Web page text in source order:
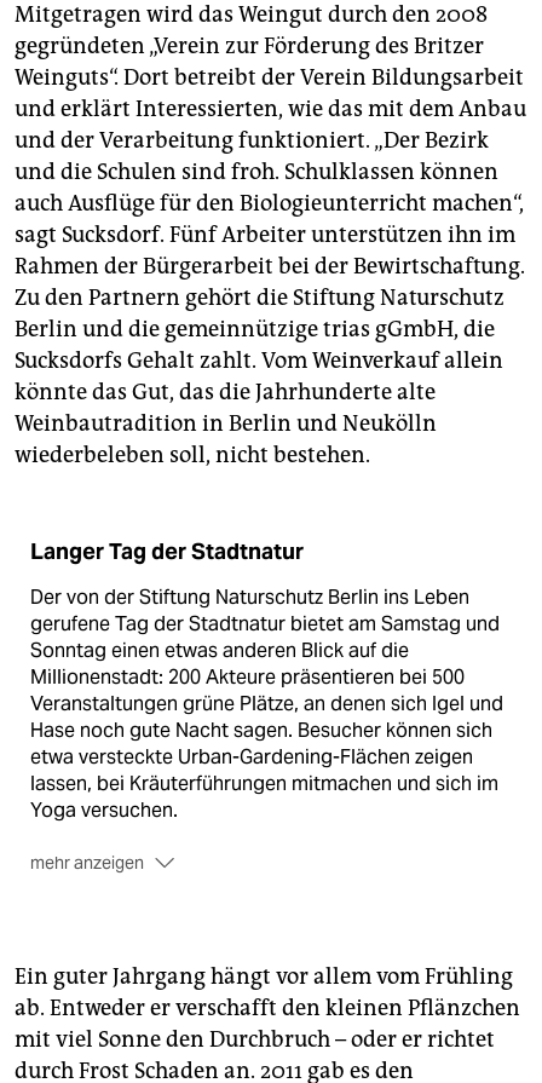
Mitgetragen wird das Weingut durch den 2008
gegründeten „Verein zur Förderung des Britzer
Weinguts“. Dort betreibt der Verein Bildungsarbeit
und erklärt Interessierten, wie das mit dem Anbau
und der Verarbeitung funktioniert. „Der Bezirk
und die Schulen sind froh. Schulklassen können
auch Ausflüge für den Biologieunterricht machen“,
sagt Sucksdorf. Fünf Arbeiter unterstützen ihn im
Rahmen der Bürgerarbeit bei der Bewirtschaftung.
Zu den Partnern gehört die Stiftung Naturschutz
Berlin und die gemeinnützige trias gGmbH, die
Sucksdorfs Gehalt zahlt. Vom Weinverkauf allein
könnte das Gut, das die Jahrhunderte alte
Weinbautradition in Berlin und Neukölln
wiederbeleben soll, nicht bestehen.
Langer Tag der Stadtnatur
Der von der Stiftung Naturschutz Berlin ins Leben
gerufene Tag der Stadtnatur bietet am Samstag und
Sonntag einen etwas anderen Blick auf die
Millionenstadt: 200 Akteure präsentieren bei 500
Veranstaltungen grüne Plätze, an denen sich Igel und
Hase noch gute Nacht sagen. Besucher können sich
etwa versteckte Urban-Gardening-Flächen zeigen
lassen, bei Kräuterführungen mitmachen und sich im
Yoga versuchen.
mehr anzeigen
Ein guter Jahrgang hängt vor allem vom Frühling
ab. Entweder er verschafft den kleinen Pflänzchen
mit viel Sonne den Durchbruch – oder er richtet
durch Frost Schaden an. 2011 gab es den